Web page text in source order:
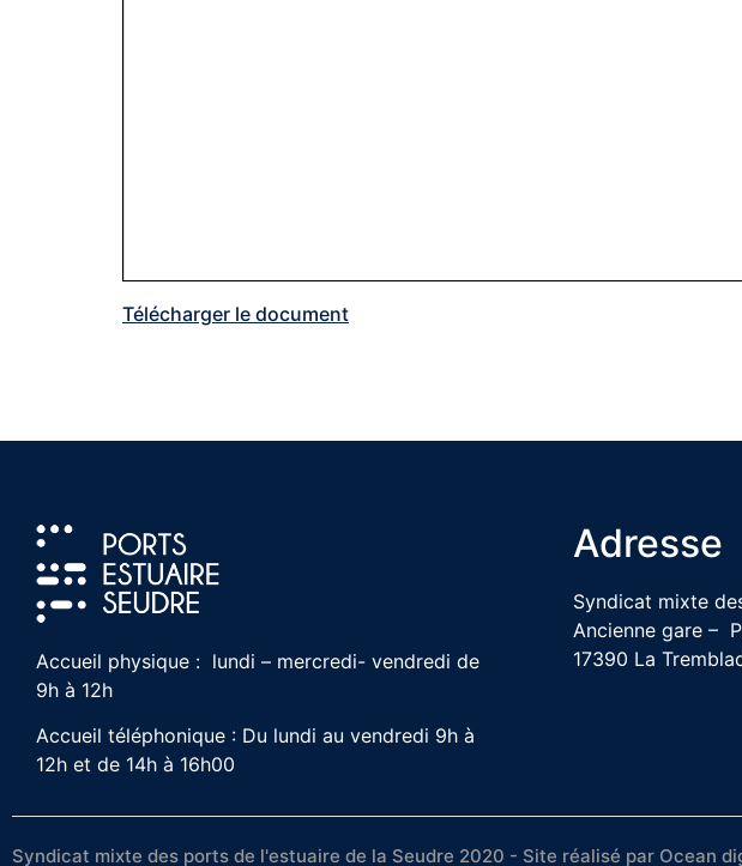
Télécharger le document
Accueil physique : lundi – mercredi- vendredi de
9h à 12h
Accueil téléphonique : Du lundi au vendredi 9h à
12h et de 14h à 16h00
Adresse
Syndicat mixte
Ancienne gare –
17390 La
Syndicat mixte des ports de l'estuaire de la Seudre 2020 - Site réalisé par Ocean